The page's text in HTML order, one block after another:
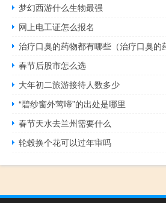
梦幻西游什么生物最强
网上电工证怎么报名
治疗口臭的药物都有哪些（治疗口臭的
春节后股市怎么选
大年初二旅游接待人数多少
“碧纱窗外莺啼”的出处是哪里
春节天水去兰州需要什么
轮毂换个花可以过年审吗